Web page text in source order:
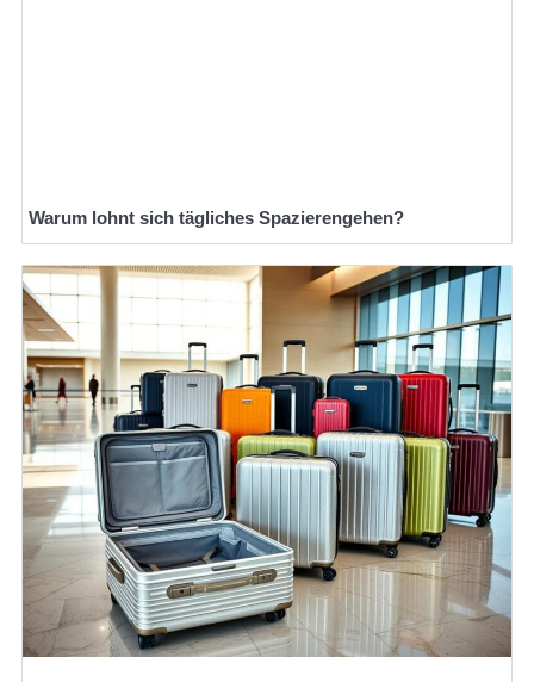
Warum lohnt sich tägliches Spazierengehen?